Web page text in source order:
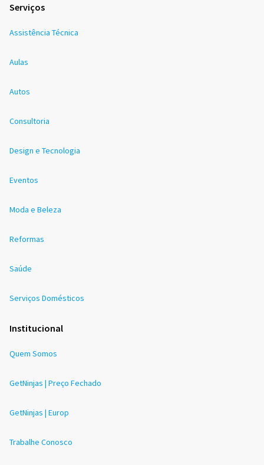
Serviços
Assistência Técnica
Aulas
Autos
Consultoria
Design e Tecnologia
Eventos
Moda e Beleza
Reformas
Saúde
Serviços Domésticos
Institucional
Quem Somos
GetNinjas | Preço Fechado
GetNinjas | Europ
Trabalhe Conosco